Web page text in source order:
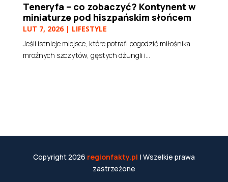
Teneryfa – co zobaczyć? Kontynent w
miniaturze pod hiszpańskim słońcem
LUT 7, 2026| LIFESTYLE
Jeśli istnieje miejsce, które potrafi pogodzić miłośnika
mroźnych szczytów, gęstych dżungli i...
Copyright 2026 regionfakty.pl | Wszelkie prawa
zastrzeżone